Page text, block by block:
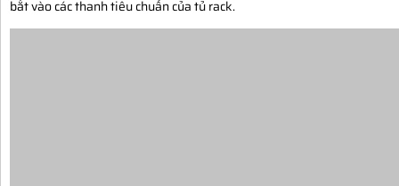
bắt vào các thanh tiêu chuẩn của tủ rack.